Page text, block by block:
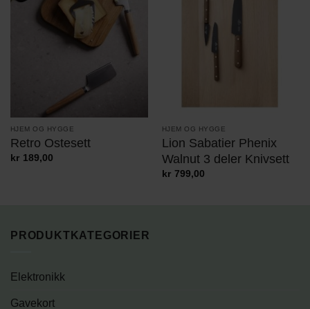
HJEM OG HYGGE
Retro Ostesett
kr 189,00
HJEM OG HYGGE
Lion Sabatier Phenix
Walnut 3 deler Knivsett
kr 799,00
PRODUKTKATEGORIER
Elektronikk
Gavekort